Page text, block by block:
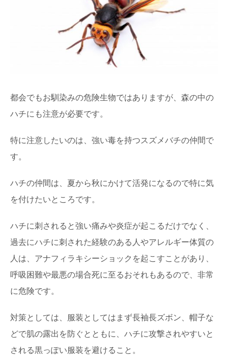
都会でもお馴染みの危険生物ではありますが、森の中の
ハチにも注意が必要です。
特に注意したいのは、強い毒を持つスズメバチの仲間で
す。
ハチの仲間は、夏から秋にかけて活発になるので特に気
を付けたいところです。
ハチに刺されると強い痛みや炎症が起こるだけでなく、
過去にハチに刺された経験のある人やアレルギー体質の
人は、アナフィラキシーショックを起こすことがあり、
呼吸困難や最悪の場合死に至るおそれもあるので、非常
に危険です。
対策としては、服装としてはまず長袖長ズボン、帽子な
どで肌の露出を防ぐとともに、ハチに攻撃されやすいと
される黒っぽい服装を避けること。